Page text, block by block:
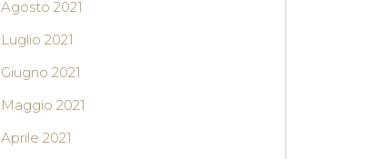
Agosto 2021
Luglio 2021
Giugno 2021
Maggio 2021
Aprile 2021